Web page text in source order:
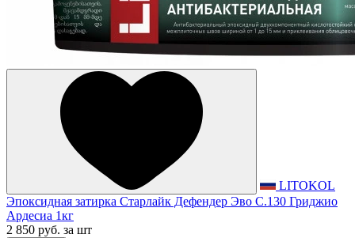
LITOKOL
Эпоксидная затирка Старлайк Дефендер Эво С.130 Гриджио
Ардесиа 1кг
2 850 руб. за шт